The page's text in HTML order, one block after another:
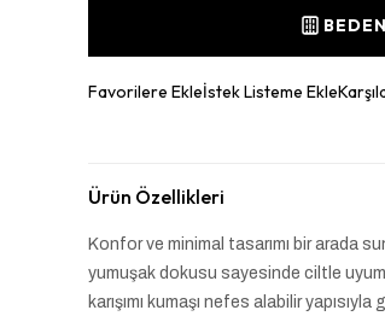
Favorilere Ekleİstek Listeme Ekle
Ürün Özellikleri
Konfor ve minimal tasarımı bir arada
yumuşak dokusu sayesinde ciltle
karışımı kumaşı nefes alabilir